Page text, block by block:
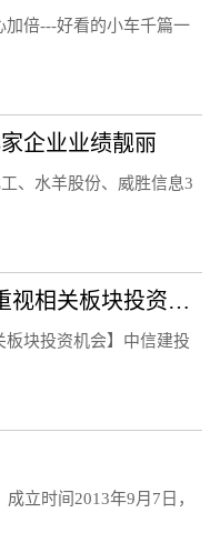
倍---好看的小车千篇一
企业业绩靓丽
、水羊股份、威胜信息3
中信建投：原油再度走强 重视相关板块投资机会
板块投资机会】中信建投
立时间2013年9月7日，